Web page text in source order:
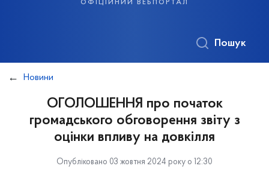
Пошук
Новини
ОГОЛОШЕННЯ про початок
громадського обговорення звіту з
оцінки впливу на довкілля
Опубліковано 03 жовтня 2024 року о 12:30